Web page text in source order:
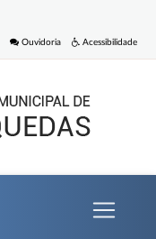
Acessibilidade
Ouvidoria